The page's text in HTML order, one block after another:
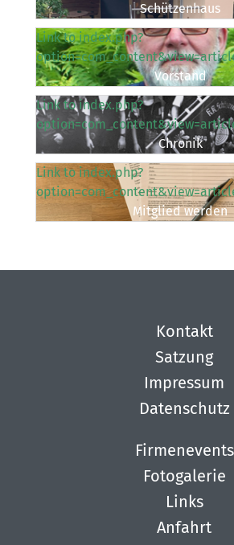
Schützenhaus
Link to index.php?
Vorstand
Link to index.php?
Chronik
Link to index.php?
Mitglied werden
Kontakt
Satzung
Impressum
Datenschutz
Firmenevents
Fotogalerie
Links
Anfahrt